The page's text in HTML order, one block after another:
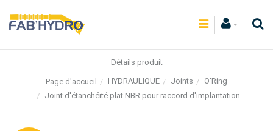
Détails produit
Page d'accueil HYDRAULIQUE Joints
O'Ring
Joint d'étanchéité plat NBR pour raccord d'implantation